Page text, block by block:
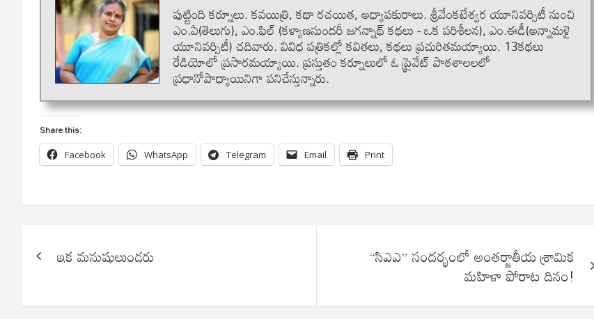
పుట్టింది కర్నూలు. కవయిత్రి, కథా రచయిత, అధ్యాపకురాలు. శ్రీవేంకటేశ్వర యూనివర్సిటీ నుంచి
ఎం.ఏ(తెలుగు), ఎం.ఫిల్ (కళ్యాణసుందరీ జగన్నాథ్ కథలు - ఒక పరిశీలన), ఎం.ఈడీ(అన్నామళై
యూనివర్సిటీ) చదివారు. వివిధ పత్రికల్లో కవితలు, కథలు ప్రచురితమయ్యాయి. 13కథలు
రేడియోలో ప్రసారమయ్యాయి. ప్రస్తుతం కర్నూలులో ఓ ప్రైవేట్ పాఠశాలలలో
ప్రధానోపాధ్యాయినిగా పనిచేస్తున్నారు.
Share this:
Facebook WhatsApp Telegram Email Print
navigation
ఇక మనుషులుండరు “సిఎఎ” సందర్భంలో అంతర్జాతీయ శ్రామిక
మహిళా పోరాట దినం!